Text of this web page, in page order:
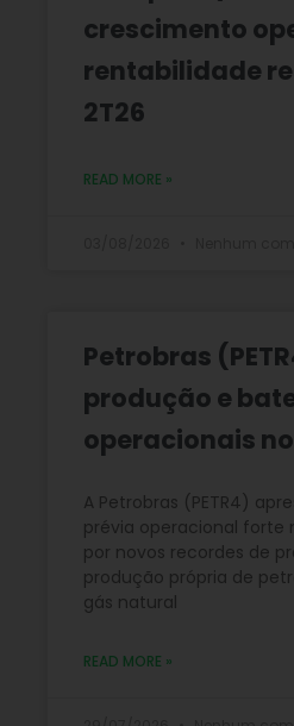
crescimento
rentabilidade
2T26
READ MORE »
Petrobras
produção e
operacionais no
A Petrobras (PETR4)
prévia operacional forte
por novos recordes de
produção própria de
gás natural
READ MORE »